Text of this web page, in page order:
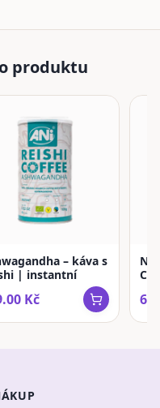
produktu
– káva s
| instantní
Kč